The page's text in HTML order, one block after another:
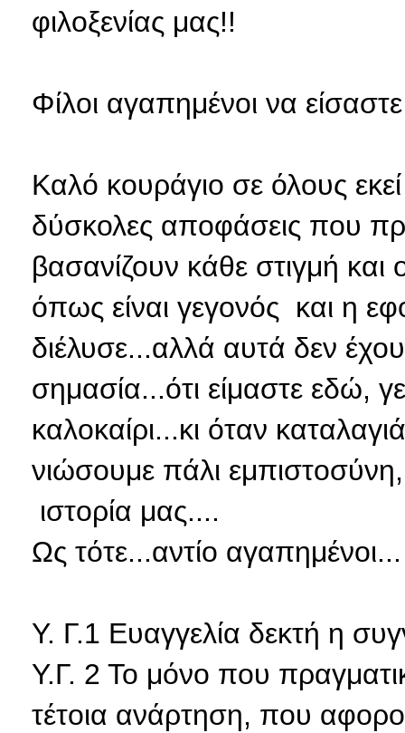
φιλοξενίας μας!!
Φίλοι αγαπημένοι να
Καλό κουράγιο σε όλους
δύσκολες αποφάσεις που
βασανίζουν κάθε στιγμή και
όπως είναι γεγονός και η
διέλυσε...αλλά αυτά δεν
σημασία...ότι είμαστε εδώ,
καλοκαίρι...κι όταν
νιώσουμε πάλι
ιστορία μας....
Ως τότε...αντίο αγαπημένοι...
Υ. Γ.1 Ευαγγελία δεκτή η
Υ.Γ. 2 Το μόνο που
τέτοια ανάρτηση, που